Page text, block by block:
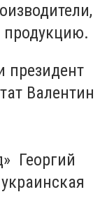
президент
Валентин
Георгий